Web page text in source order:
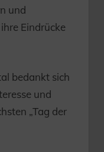
und
Eindrücke
bedankt sich
und
„Tag der